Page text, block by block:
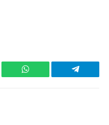
WhatsApp Telegram